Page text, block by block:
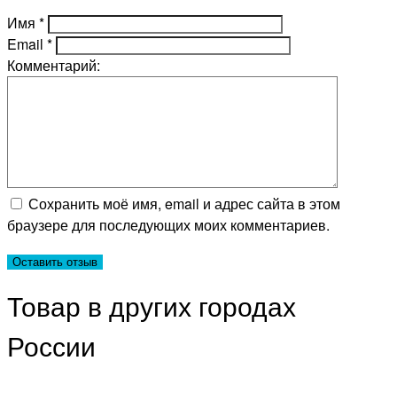
Имя *
Email *
Комментарий:
Сохранить моё имя, email и адрес сайта в этом
браузере для последующих моих комментариев.
Товар в других городах
России